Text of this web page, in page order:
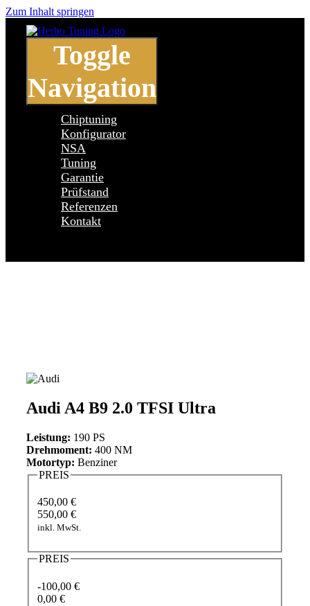
Zum Inhalt springen
Toggle
Navigation
Chiptuning
Konfigurator
NSA
Tuning
Garantie
Prüfstand
Referenzen
Kontakt
Audi A4 B9 2.0 TFSI Ultra
Leistung: 190 PS
Drehmoment: 400 NM
Motortyp: Benziner
PREIS
450,00 €
550,00 €
inkl. MwSt.
PREIS
-100,00 €
0,00 €